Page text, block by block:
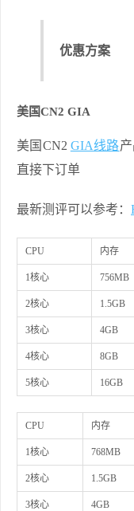
优惠方案
美国CN2 GIA
美国CN2 GIA线路
直接下订单
最新测评可以参考：
CPU 内存
1核心 756MB
2核心 1.5GB
3核心 4GB
4核心 8GB
5核心 16GB
CPU 内存
1核心 768MB
2核心 1.5GB
3核心 4GB